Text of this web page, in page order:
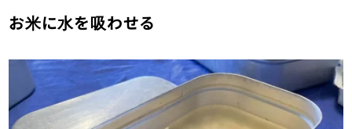
お米に水を吸わせる